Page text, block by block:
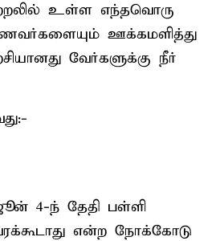
உள்ள எந்தவொரு
ஊக்கமளித்து
வேர்களுக்கு நீர்
4-ந் தேதி பள்ளி
என்ற நோக்கோடு